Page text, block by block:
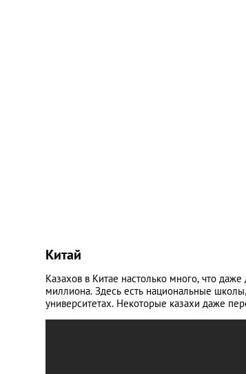
Китай
Казахов в Китае настолько много, что
миллиона. Здесь есть национальные
университетах. Некоторые казахи даже